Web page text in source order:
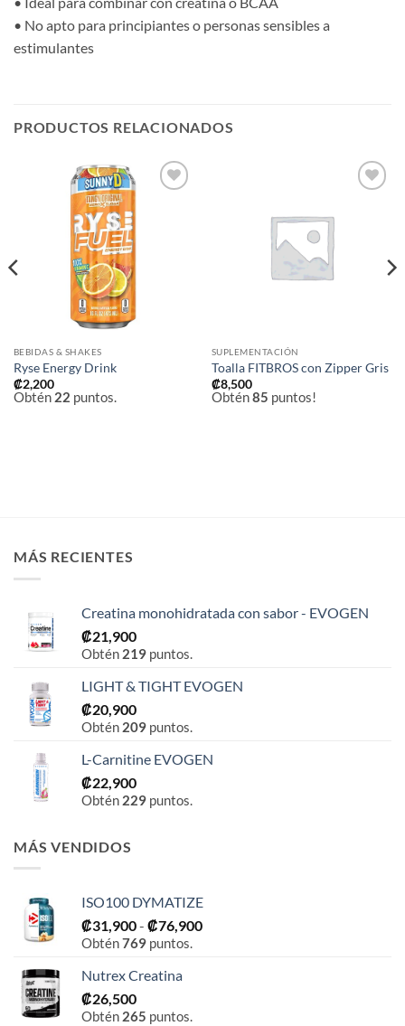
• No apto para principiantes o personas sensibles a
estimulantes
PRODUCTOS RELACIONADOS
BEBIDAS & SHAKES
Ryse Energy Drink
₡2,200
Obtén 22 puntos.
SUPLEMENTACIÓN
Toalla FITBROS con Zipper Gris
₡8,500
Obtén85 puntos!
MÁS RECIENTES
Creatina monohidratada con sabor - EVOGEN
₡21,900
Obtén 219 puntos.
LIGHT & TIGHT EVOGEN
₡20,900
Obtén 209 puntos.
L-Carnitine EVOGEN
₡22,900
Obtén 229 puntos.
MÁS VENDIDOS
ISO100 DYMATIZE
₡31,900- ₡76,900Rango
Obtén769 puntos.
Nutrex Creatina
₡26,500
Obtén 265 puntos.